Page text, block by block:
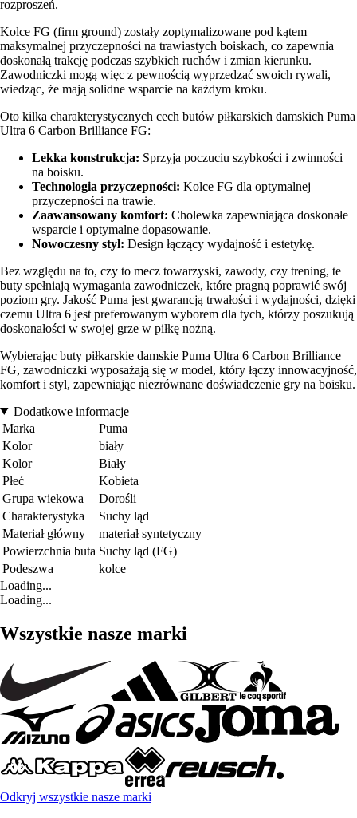
rozproszeń.
Kolce FG (firm ground) zostały zoptymalizowane pod kątem
maksymalnej przyczepności na trawiastych boiskach, co zapewnia
doskonałą trakcję podczas szybkich ruchów i zmian kierunku.
Zawodniczki mogą więc z pewnością wyprzedzać swoich rywali,
wiedząc, że mają solidne wsparcie na każdym kroku.
Oto kilka charakterystycznych cech butów piłkarskich damskich Puma
Ultra 6 Carbon Brilliance FG:
Lekka konstrukcja: Sprzyja poczuciu szybkości i zwinności
na boisku.
Technologia przyczepności: Kolce FG dla optymalnej
przyczepności na trawie.
Zaawansowany komfort: Cholewka zapewniająca doskonałe
wsparcie i optymalne dopasowanie.
Nowoczesny styl: Design łączący wydajność i estetykę.
Bez względu na to, czy to mecz towarzyski, zawody, czy trening, te
buty spełniają wymagania zawodniczek, które pragną poprawić swój
poziom gry. Jakość Puma jest gwarancją trwałości i wydajności, dzięki
czemu Ultra 6 jest preferowanym wyborem dla tych, którzy poszukują
doskonałości w swojej grze w piłkę nożną.
Wybierając buty piłkarskie damskie Puma Ultra 6 Carbon Brilliance
FG, zawodniczki wyposażają się w model, który łączy innowacyjność,
komfort i styl, zapewniając niezrównane doświadczenie gry na boisku.
Dodatkowe informacje
Marka
Puma
Kolor
biały
Kolor
Biały
Płeć
Kobieta
Grupa wiekowa
Dorośli
Charakterystyka
Suchy ląd
Materiał główny
materiał syntetyczny
Powierzchnia buta Suchy ląd (FG)
Podeszwa
kolce
Loading...
Loading...
Wszystkie nasze marki
Odkryj wszystkie nasze marki